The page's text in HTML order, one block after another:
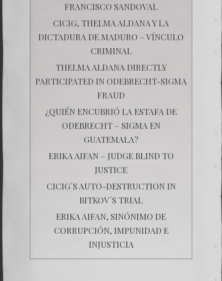
FRANCISCO SANDOVAL
CICIG, THELMA ALDANA Y LA
DICTADURA DE MADURO – VÍNCULO
CRIMINAL
THELMA ALDANA DIRECTLY
PARTICIPATED IN ODEBRECHT-SIGMA
FRAUD
¿QUIÉN ENCUBRIÓ LA ESTAFA DE
ODEBRECHT – SIGMA EN
GUATEMALA?
ERIKA AIFAN – JUDGE BLIND TO
JUSTICE
CICIG´S AUTO-DESTRUCTION IN
BITKOV´S TRIAL
ERIKA AIFAN, SINÓNIMO DE
CORRUPCIÓN, IMPUNIDAD E
INJUSTICIA